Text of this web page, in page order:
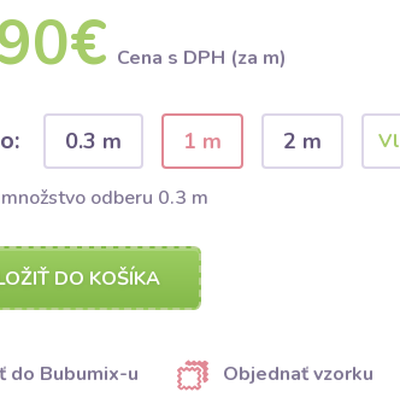
Cena s DPH (za m)
0.3 m 1 m 2 m
odberu 0.3 m
DO KOŠÍKA
do Bubumix-u Objednať vzorku